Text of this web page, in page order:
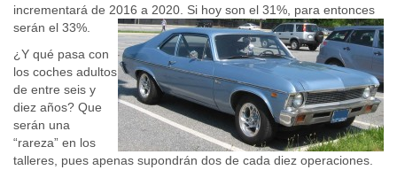
incrementará de 2016 a 2020. Si hoy son el 31%, para entonces
serán el 33%.
¿Y qué pasa con
los coches adultos
de entre seis y
diez años? Que
serán una
“rareza” en los
talleres, pues apenas supondrán dos de cada diez operaciones.